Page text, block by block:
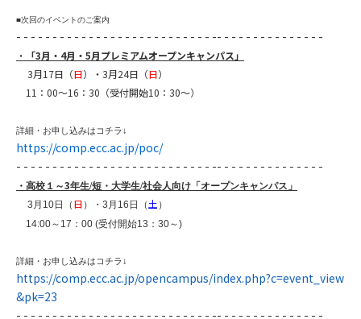
■次回のイベントのご案内
- - - - - - - - - - - - - - - - - - - - - - - - - - - -- - - - - - - - - - - - - - -
・
「3月・4月・5月プレミアムオープンキャンパス」
3月17日（日）・3月24日（日）
11：00～16：30（受付開始10：30～）
詳細・お申し込みはコチラ ↓
https://comp.ecc.ac.jp/poc/
- - - - - - - - - - - - - - - - - - - - - - - - - - - -- - - - - - - - - - - - - - -
・高校１～3年生/短・大学生/社会人向け「オープンキャンパス」
3月10日（ 日 ）・3月16日（ 土 ）
14:00～ 17 ： 00 (受付開始13 ： 30～)
詳細・お申し込みはコチラ ↓
https://comp.ecc.ac.jp/opencampus/index.php?c=event_view
&pk=23
- - - - - - - - - - - - - - - - - - - - - - - - - - - -- - - - - - - - - - - - - - -